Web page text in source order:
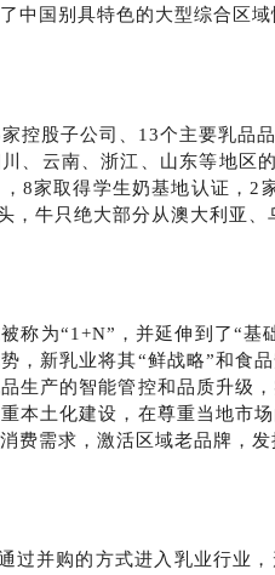
中国别具特色的大型综合区域
控股子公司、13个主要乳品
、云南、浙江、山东等地区
8家取得学生奶基地认证，2
，牛只绝大部分从澳大利亚、
称为“1+N”，并延伸到了“基
，新乳业将其“鲜战略”和食
生产的智能管控和品质升级
本土化建设，在尊重当地市
费需求，激活区域老品牌，发
过并购的方式进入乳业行业